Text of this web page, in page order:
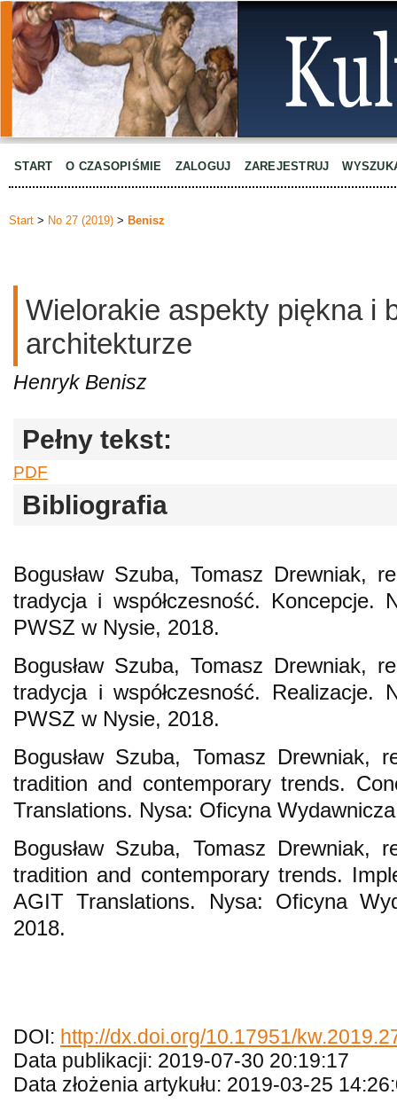
START O CZASOPIŚMIE ZALOGUJ ZAREJESTRUJ
Start > No 27 (2019) > Benisz
Wielorakie aspekty piękna i
architekturze
Henryk Benisz
Pełny tekst:
PDF
Bibliografia
Bogusław Szuba, Tomasz Drewniak,
tradycja i współczesność. Koncepcje.
PWSZ w Nysie, 2018.
Bogusław Szuba, Tomasz Drewniak,
tradycja i współczesność. Realizacje.
PWSZ w Nysie, 2018.
Bogusław Szuba, Tomasz Drewniak,
tradition and contemporary trends.
Translations. Nysa: Oficyna
Bogusław Szuba, Tomasz Drewniak,
tradition and contemporary trends.
AGIT Translations. Nysa: Oficyna
2018.
DOI: http://dx.doi.org/10.17951/
Data publikacji: 2019-07-30 20:19:17
Data złożenia artykułu: 2019-03-25